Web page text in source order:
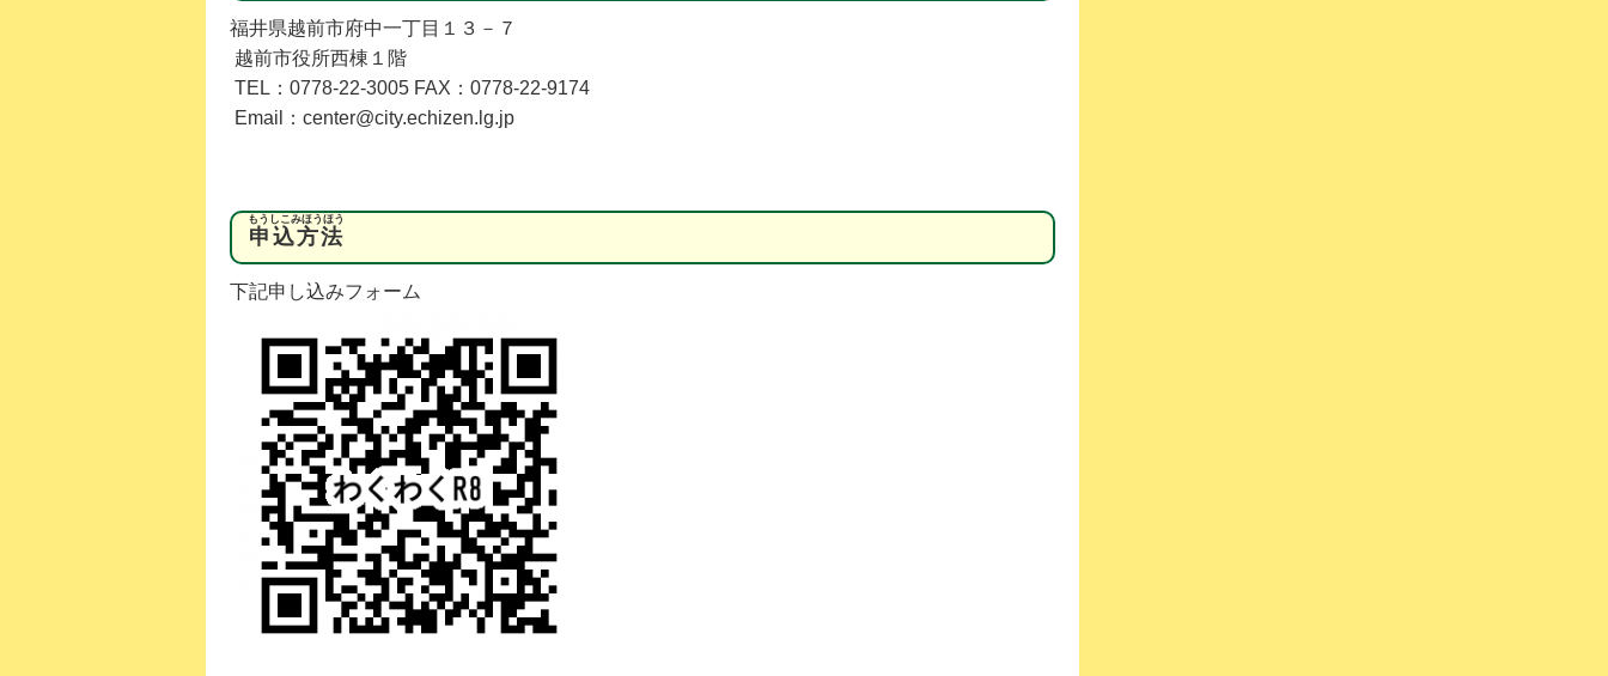
福井県越前市府中一丁目１３－７
越前市役所西棟１階
TEL：0778-22-3005 FAX：0778-22-9174
Email：center@city.echizen.lg.jp
申込方法
もうしこみほうほう
下記申し込みフォーム